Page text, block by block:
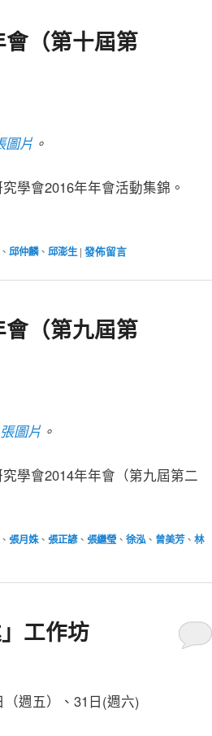
（第十屆第
圖片 。
學會2016年年會活動集錦。
、 邱仲麟、 邱澎生 | 發佈留言
（第九屆第
圖片 。
學會2014年年會（第九屆第二
、 張月姝、 張正諺、 張繼瑩 、 徐泓、 曾美芳、 林
工作坊
週五）、31日(週六)